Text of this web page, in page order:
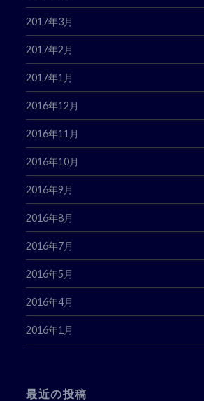
2017年3月
2017年2月
2017年1月
2016年12月
2016年11月
2016年10月
2016年9月
2016年8月
2016年7月
2016年5月
2016年4月
2016年1月
最近の投稿